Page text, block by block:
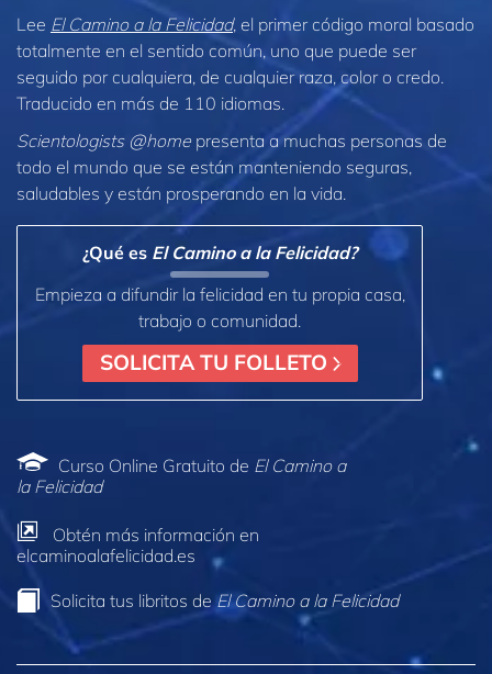
Lee El Camino a la Felicidad, el primer código moral basado
totalmente en el sentido común, uno que puede ser
seguido por cualquiera, de cualquier raza, color o credo.
Traducido en más de 110 idiomas.
Scientologists @home presenta a muchas personas de
todo el mundo que se están manteniendo seguras,
saludables y están prosperando en la vida.
¿Qué es El Camino a la Felicidad?
Empieza a difundir la felicidad en tu propia casa,
trabajo o comunidad.
SOLICITA TU FOLLETO
Curso Online Gratuito de El Camino a
la Felicidad
Obtén más información en
elcaminoalafelicidad.es
Solicita tus libritos deEl Camino a la Felicidad